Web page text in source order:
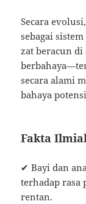
Secara
sebagai
zat beracun
secara alami
bahaya
Fakta
✔ Bayi dan
terhadap rasa
rentan.